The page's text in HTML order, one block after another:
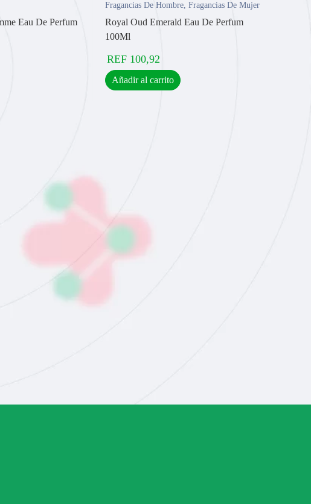
Eau De Perfum
Fragancias De Hombre, Fragancias De Mujer
Royal Oud Emerald Eau De Perfum
100Ml
REF 100,92
Añadir al carrito